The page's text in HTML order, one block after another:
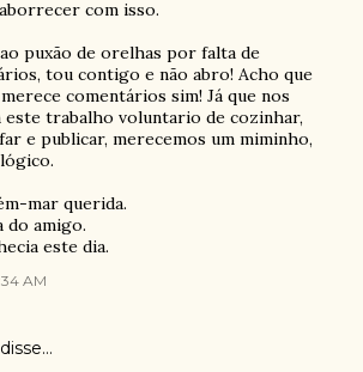
com isso.
puxão de orelhas por falta de
tou contigo e não abro! Acho que
comentários sim! Já que nos
este trabalho voluntario de cozinhar,
e publicar, merecemos um miminho,
mar querida.
do amigo.
este dia.
AM
disse…